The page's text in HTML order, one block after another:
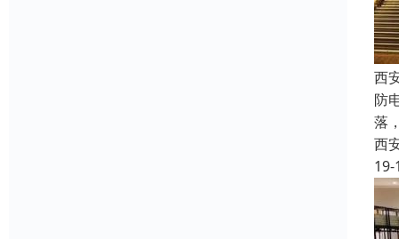
西
防
落
西
19-